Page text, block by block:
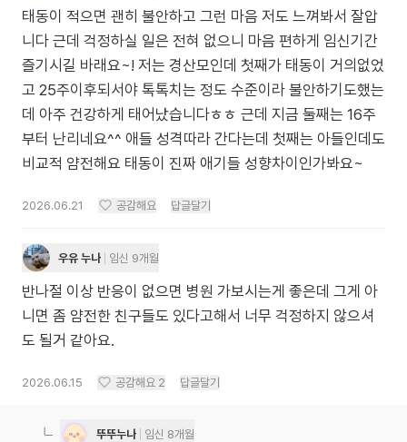
태동이 적으면 괜히 불안하고 그런 마음 저도 느껴봐서 잘압
니다 근데 걱정하실 일은 전혀 없으니 마음 편하게 임신기간
즐기시길 바래요~! 저는 경산모인데 첫째가 태동이 거의없었
고 25주이후되서야 톡톡치는 정도 수준이라 불안하기도했는
데 아주 건강하게 태어났습니다ㅎㅎ 근데 지금 둘째는 16주
부터 난리네요^^ 애들 성격따라 간다는데 첫째는 아들인데도
비교적 얌전해요 태동이 진짜 애기들 성향차이인가봐요~
2026.06.21 공감해요 답글달기
우유 누나 임신 9개월
반나절 이상 반응이 없으면 병원 가보시는게 좋은데 그게 아
니면 좀 얌전한 친구들도 있다고해서 너무 걱정하지 않으셔
도 될거 같아요.
2026.06.15 공감해요 2 답글달기
뚜뚜누나 임신 8개월